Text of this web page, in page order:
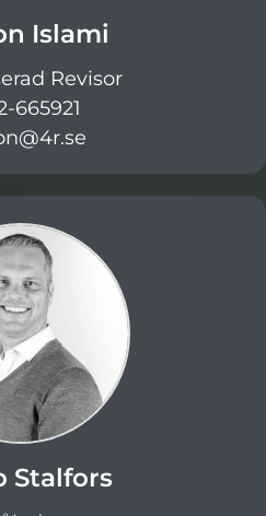
Islami
Revisor
665921
Stalfors